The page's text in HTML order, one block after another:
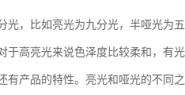
，比如亮光为九分光，半哑光为
高亮光来说色泽度比较柔和，有
产品的特性。亮光和哑光的不同